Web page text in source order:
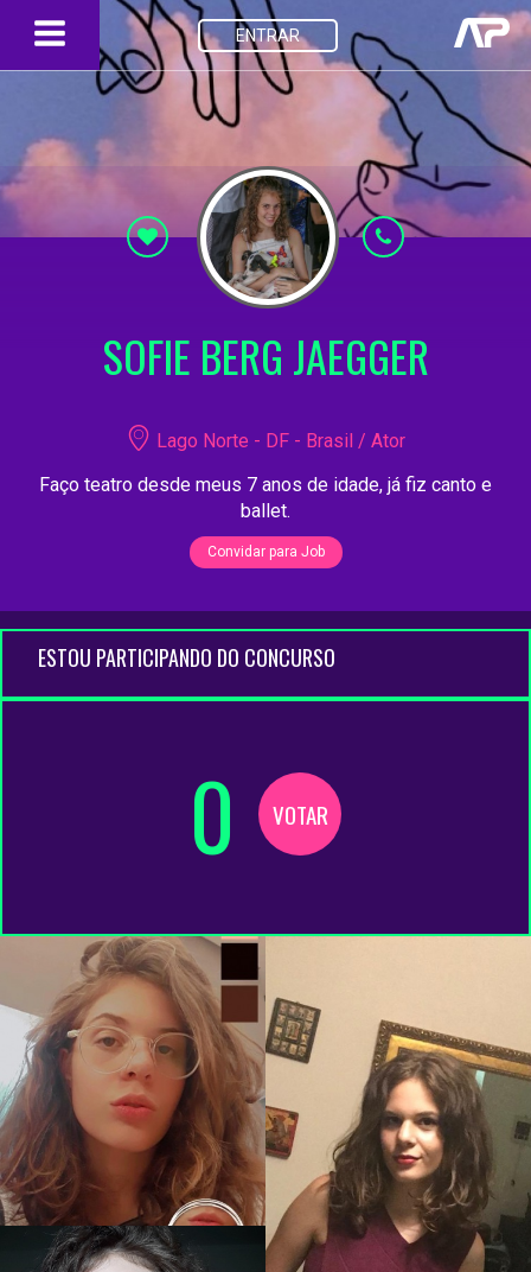
ENTRAR
SOFIE BERG JAEGGER
Lago Norte - DF - Brasil / Ator
Faço teatro desde meus 7 anos de idade, já fiz canto e
ballet.
Convidar para Job
ESTOU PARTICIPANDO DO CONCURSO
0 VOTAR